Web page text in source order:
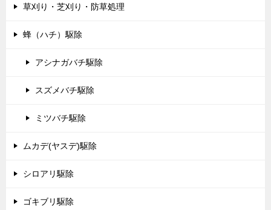
草刈り・芝刈り・防草処理
蜂（ハチ）駆除
アシナガバチ駆除
スズメバチ駆除
ミツバチ駆除
ムカデ(ヤスデ)駆除
シロアリ駆除
ゴキブリ駆除